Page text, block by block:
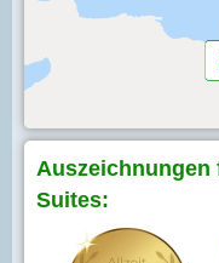
Auszeichnungen
Suites: